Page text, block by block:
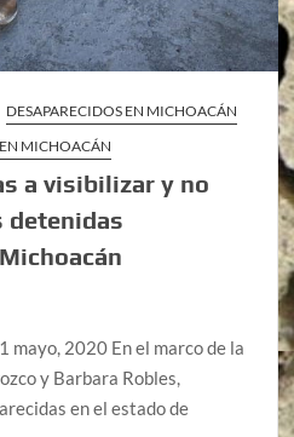
DESAPARECIDOS EN MICHOACÁN
MICHOACÁN
a visibilizar y no
detenidas
mayo, 2020 En el marco de la
y Barbara Robles,
en el estado de